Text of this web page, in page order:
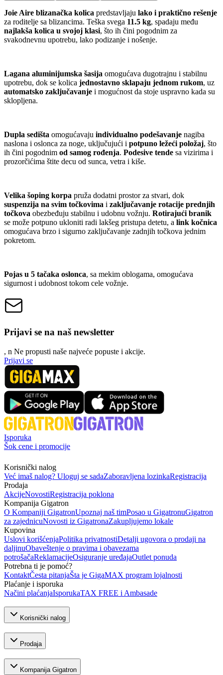
Joie Aire blizanačka kolica predstavljaju lako i praktično rešenje
za roditelje sa blizancima. Teška svega 11.5 kg, spadaju među
najlakša kolica u svojoj klasi, što ih čini pogodnim za
svakodnevnu upotrebu, lako podizanje i nošenje.
Lagana aluminijumska šasija omogućava dugotrajnu i stabilnu
upotrebu, dok se kolica jednostavno sklapaju jednom rukom, uz
automatsko zaključavanje i mogućnost da stoje uspravno kada su
sklopljena.
Dupla sedišta omogućavaju individualno podešavanje nagiba
naslona i oslonca za noge, uključujući i potpuno ležeći položaj, što
ih čini pogodnim od samog rođenja. Podesive tende sa vizirima i
prozorčićima štite decu od sunca, vetra i kiše.
Velika šoping korpa pruža dodatni prostor za stvari, dok
suspenzija na svim točkovima i zaključavanje rotacije prednjih
točkova obezbeđuju stabilnu i udobnu vožnju. Rotirajući branik
se može potpuno ukloniti radi lakšeg pristupa detetu, a link kočnica
omogućava brzo i sigurno zaključavanje zadnjih točkova jednim
pokretom.
Pojas u 5 tačaka oslonca, sa mekim oblogama, omogućava
sigurnost i udobnost tokom cele vožnje.
Prijavi se na naš newsletter
, n Ne propusti naše najveće popuste i akcije.
Prijavi se
Isporuka
Šok cene i promocije
Korisnički nalog
Već imaš nalog? Uloguj se sadaZaboravljena lozinkaRegistracija
Prodaja
AkcijeNovostiRegistracija poklona
Kompanija Gigatron
O Kompaniji GigatronUpoznaj naš timPosao u GigatronuGigatron
za zajednicuNovosti iz GigatronaZakupljujemo lokale
Kupovina
Uslovi korišćenjaPolitika privatnostiDetalji ugovora o prodaji na
daljinuObaveštenje o pravima i obavezama
potrošačaReklamacijeOsiguranje uređajaOutlet ponuda
Potrebna ti je pomoć?
KontaktČesta pitanjaŠta je GigaMAX program lojalnosti
Plaćanje i isporuka
Načini plaćanjaIsporukaTAX FREE i Ambasade
Korisnički nalog
Prodaja
Kompanija Gigatron